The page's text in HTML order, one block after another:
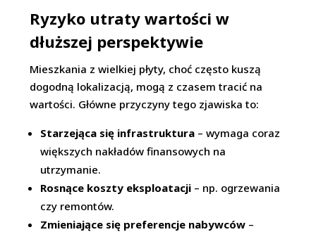
Ryzyko utraty wartości w
dłuższej perspektywie
Mieszkania z wielkiej płyty, choć często kuszą
dogodną lokalizacją, mogą z czasem tracić na
wartości. Główne przyczyny tego zjawiska to:
Starzejąca się infrastruktura – wymaga coraz
większych nakładów finansowych na
utrzymanie.
Rosnące koszty eksploatacji – np. ogrzewania
czy remontów.
Zmieniające się preferencje nabywców –